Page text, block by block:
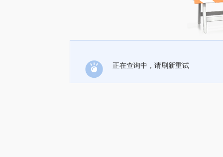
正在查询中，请刷新重试